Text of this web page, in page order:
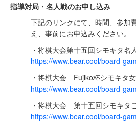
指導対局・名人戦のお申し込み
下記のリンクにて、時間、参加
え、事前にお申込みください。
・将棋大会第十五回シモキタ
https://www.bear.cool/board-
・将棋大会 Fujiko杯シモキタ
https://www.bear.cool/board-
・将棋大会 第十五回シモキタ
https://www.bear.cool/board-